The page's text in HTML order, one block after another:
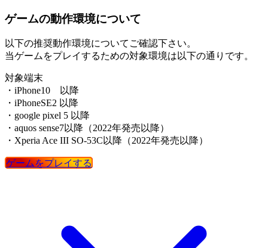
ゲームの動作環境について
以下の推奨動作環境についてご確認下さい。
当ゲームをプレイするための対象環境は以下の通りです。
対象端末
・iPhone10 以降
・iPhoneSE2 以降
・google pixel 5 以降
・aquos sense7以降（2022年発売以降）
・Xperia Ace III SO-53C以降（2022年発売以降）
ゲームをプレイする